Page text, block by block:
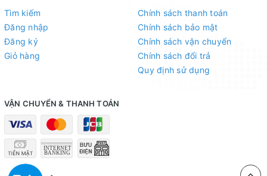
Tìm kiếm
Đăng nhập
Đăng ký
Giỏ hàng
Chính sách thanh toán
Chính sách bảo mật
Chính sách vận chuyển
Chính sách đổi trả
Quy định sử dụng
VẬN CHUYỂN & THANH TOÁN